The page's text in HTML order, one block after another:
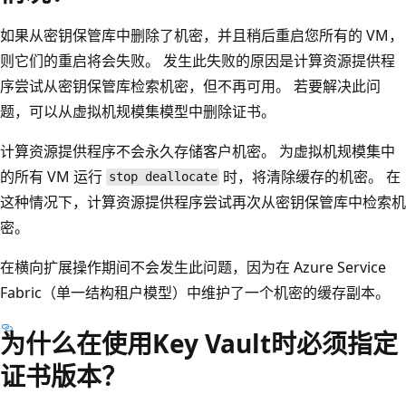
如果从密钥保管库中删除了机密，并且稍后重启您所有的 VM，
则它们的重启将会失败。 发生此失败的原因是计算资源提供程
序尝试从密钥保管库检索机密，但不再可用。 若要解决此问
题，可以从虚拟机规模集模型中删除证书。
计算资源提供程序不会永久存储客户机密。 为虚拟机规模集中
的所有 VM 运行 stop deallocate 时，将清除缓存的机密。 在
这种情况下，计算资源提供程序尝试再次从密钥保管库中检索机
密。
在横向扩展操作期间不会发生此问题，因为在 Azure Service
Fabric（单一结构租户模型）中维护了一个机密的缓存副本。
为什么在使用Key Vault时必须指定
证书版本？